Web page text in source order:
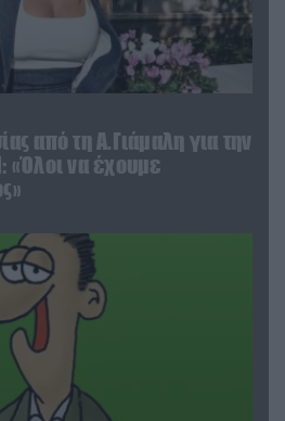
από τη Α.Γιάμαλη για την
«Όλοι να έχουμε